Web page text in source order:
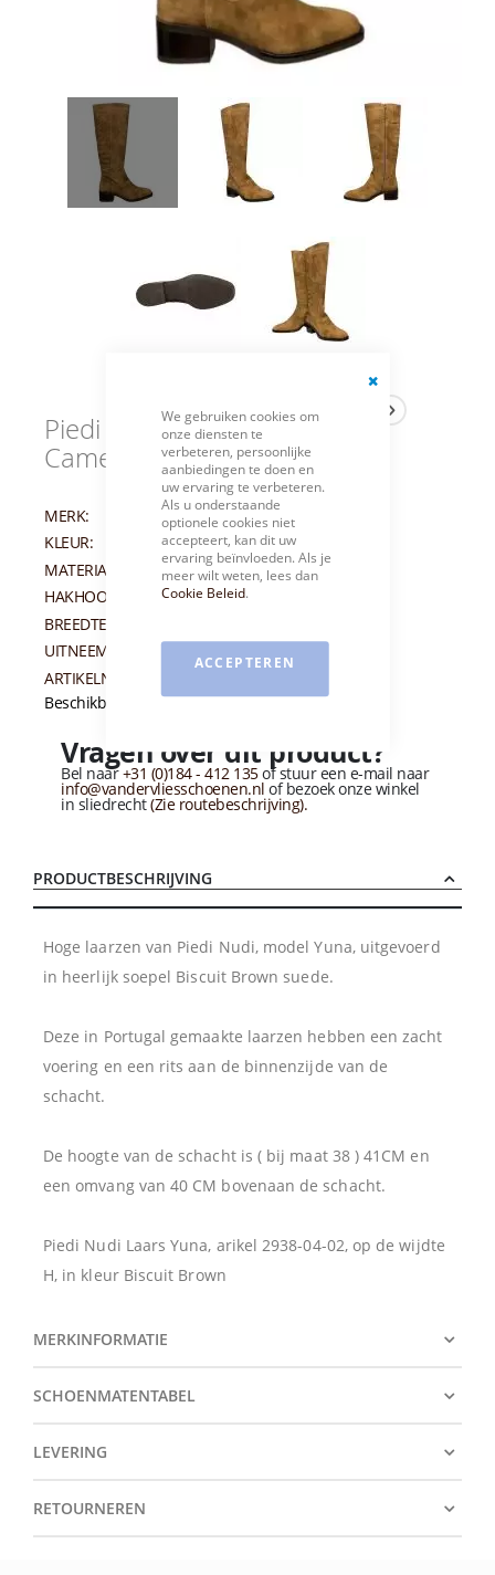
Close
Cookie
We gebruiken cookies om
onze diensten te
verbeteren, persoonlijke
aanbiedingen te doen en
uw ervaring te verbeteren.
Als u onderstaande
optionele cookies niet
accepteert, kan dit uw
ervaring beïnvloeden. Als je
meer wilt weten, lees dan
Cookie Beleid.
ACCEPTEREN
Piedi Nudi Laarzen
Camel Yuna
MERK:
PIEDI NUDI
KLEUR:
BRUIN
MATERIAAL:
SUEDE
HAKHOOGTE:
45 MM
BREEDTEMAAT:
UITNEEMBAAR VOETBED:
ARTIKELNUMMER:
Beschikbaarheid:Niet op voorraad
Vragen over dit product?
Bel naar+31 (0)184 - 412 135of stuur een e-mail naar
info@vandervliesschoenen.nl of bezoek onze winkel
in sliedrecht(Zie routebeschrijving).
PRODUCTBESCHRIJVING
Hoge laarzen van Piedi Nudi, model Yuna, uitgevoerd
in heerlijk soepel Biscuit Brown suede.
Deze in Portugal gemaakte laarzen hebben een zacht
voering en een rits aan de binnenzijde van de
schacht.
De hoogte van de schacht is ( bij maat 38 ) 41CM en
een omvang van 40 CM bovenaan de schacht.
Piedi Nudi Laars Yuna, arikel 2938-04-02, op de wijdte
H, in kleur Biscuit Brown
MERKINFORMATIE
SCHOENMATENTABEL
LEVERING
RETOURNEREN